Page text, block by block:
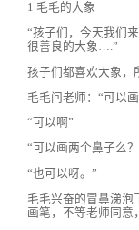
1 毛毛的大象
“孩子们，今天我们
很善良的大象….”
孩子们都喜欢大象，
毛毛问老师：“可以
“可以啊”
“可以画两个鼻子么？
“也可以呀。”
毛毛兴奋的冒鼻涕
画笔，不等老师同意